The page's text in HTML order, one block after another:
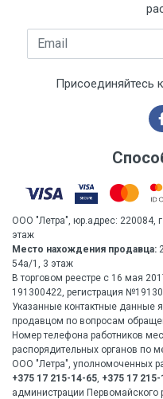
Email
Присоединяйтесь
ООО "Летра", юр.адрес: 220084,
этаж
Место нахождения продавца:
54а/1, 3 этаж
В торговом реестре с 16 мая
191300422, регистрация
Указанные контактные данные
продавцом по вопросам
Номер телефона работников
распорядительных органов по
ООО "Летра", уполномоченных
+375 17 215-14-65, +375 17
администрации Первомайского